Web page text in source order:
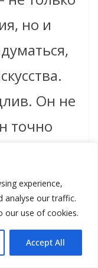
experience,
analyse our traffic.
our use of cookies.
Accept All
но и
Он не
точно
сейчас